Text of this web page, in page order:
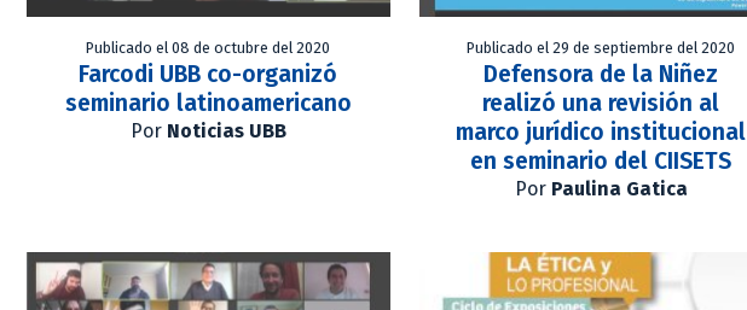
Publicado el 08 de octubre del 2020
Farcodi UBB co-organizó
seminario latinoamericano
Por Noticias UBB
Publicado el 29 de septiembre del 2020
Defensora de la Niñez
realizó una revisión al
marco jurídico institucional
en seminario del CIISETS
Por Paulina Gatica